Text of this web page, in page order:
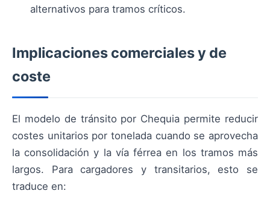
alternativos para tramos críticos.
Implicaciones comerciales y de
coste
El modelo de tránsito por Chequia permite reducir
costes unitarios por tonelada cuando se aprovecha
la consolidación y la vía férrea en los tramos más
largos. Para cargadores y transitarios, esto se
traduce en: